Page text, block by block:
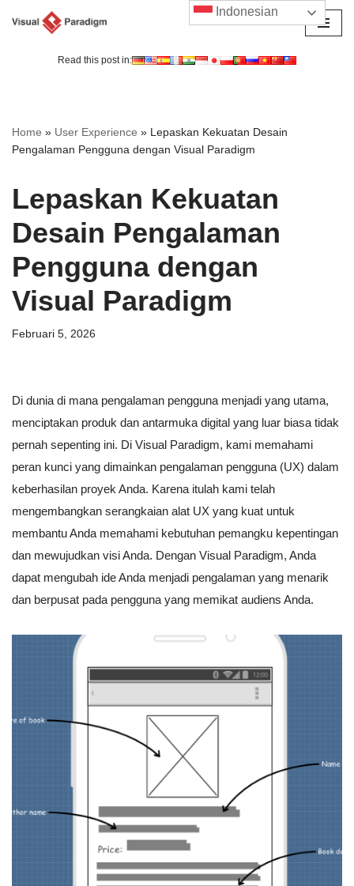
Read this post in:
Home » User Experience » Lepaskan Kekuatan Desain
Pengalaman Pengguna dengan Visual Paradigm
Lepaskan Kekuatan
Desain Pengalaman
Pengguna dengan
Visual Paradigm
Februari 5, 2026
Di dunia di mana pengalaman pengguna menjadi yang utama,
menciptakan produk dan antarmuka digital yang luar biasa tidak
pernah sepenting ini. Di Visual Paradigm, kami memahami
peran kunci yang dimainkan pengalaman pengguna (UX) dalam
keberhasilan proyek Anda. Karena itulah kami telah
mengembangkan serangkaian alat UX yang kuat untuk
membantu Anda memahami kebutuhan pemangku kepentingan
dan mewujudkan visi Anda. Dengan Visual Paradigm, Anda
dapat mengubah ide Anda menjadi pengalaman yang menarik
dan berpusat pada pengguna yang memikat audiens Anda.
Indonesian